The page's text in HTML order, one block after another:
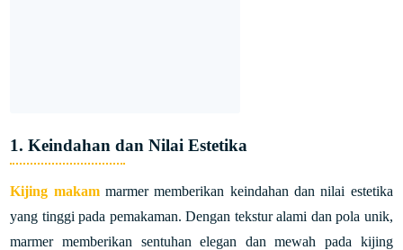
1. Keindahan dan Nilai Estetika
Kijing makammarmer memberikan keindahan dan nilai estetika
yang tinggi pada pemakaman. Dengan tekstur alami dan pola unik,
marmer memberikan sentuhan elegan dan mewah pada kijing